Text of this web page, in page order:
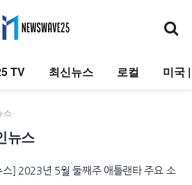
TV 최신뉴스 로컬 미국
스
뉴스
스] 2023년 5월 둘째주 애틀랜타 주요 소